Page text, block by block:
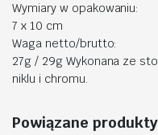
Wymiary w opakowaniu:
7 x 10 cm
Waga netto/brutto:
27g / 29g Wykonana ze
niklu i chromu.
Powiązane produkty